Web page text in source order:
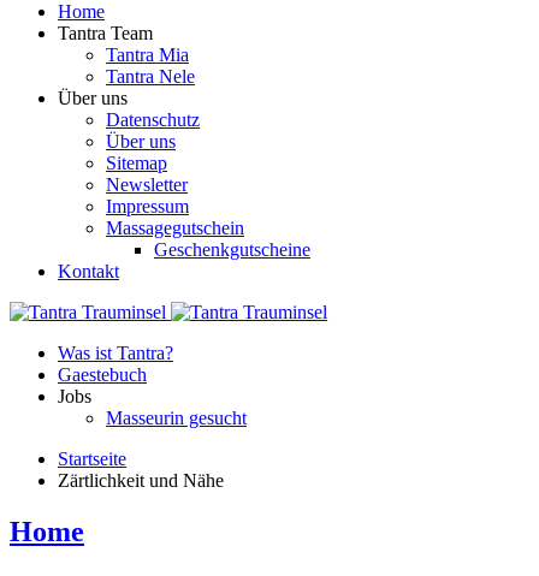
Home
Tantra Team
Tantra Mia
Tantra Nele
Über uns
Datenschutz
Über uns
Sitemap
Newsletter
Impressum
Massagegutschein
Geschenkgutscheine
Kontakt
Was ist Tantra?
Gaestebuch
Jobs
Masseurin gesucht
Startseite
Zärtlichkeit und Nähe
Home